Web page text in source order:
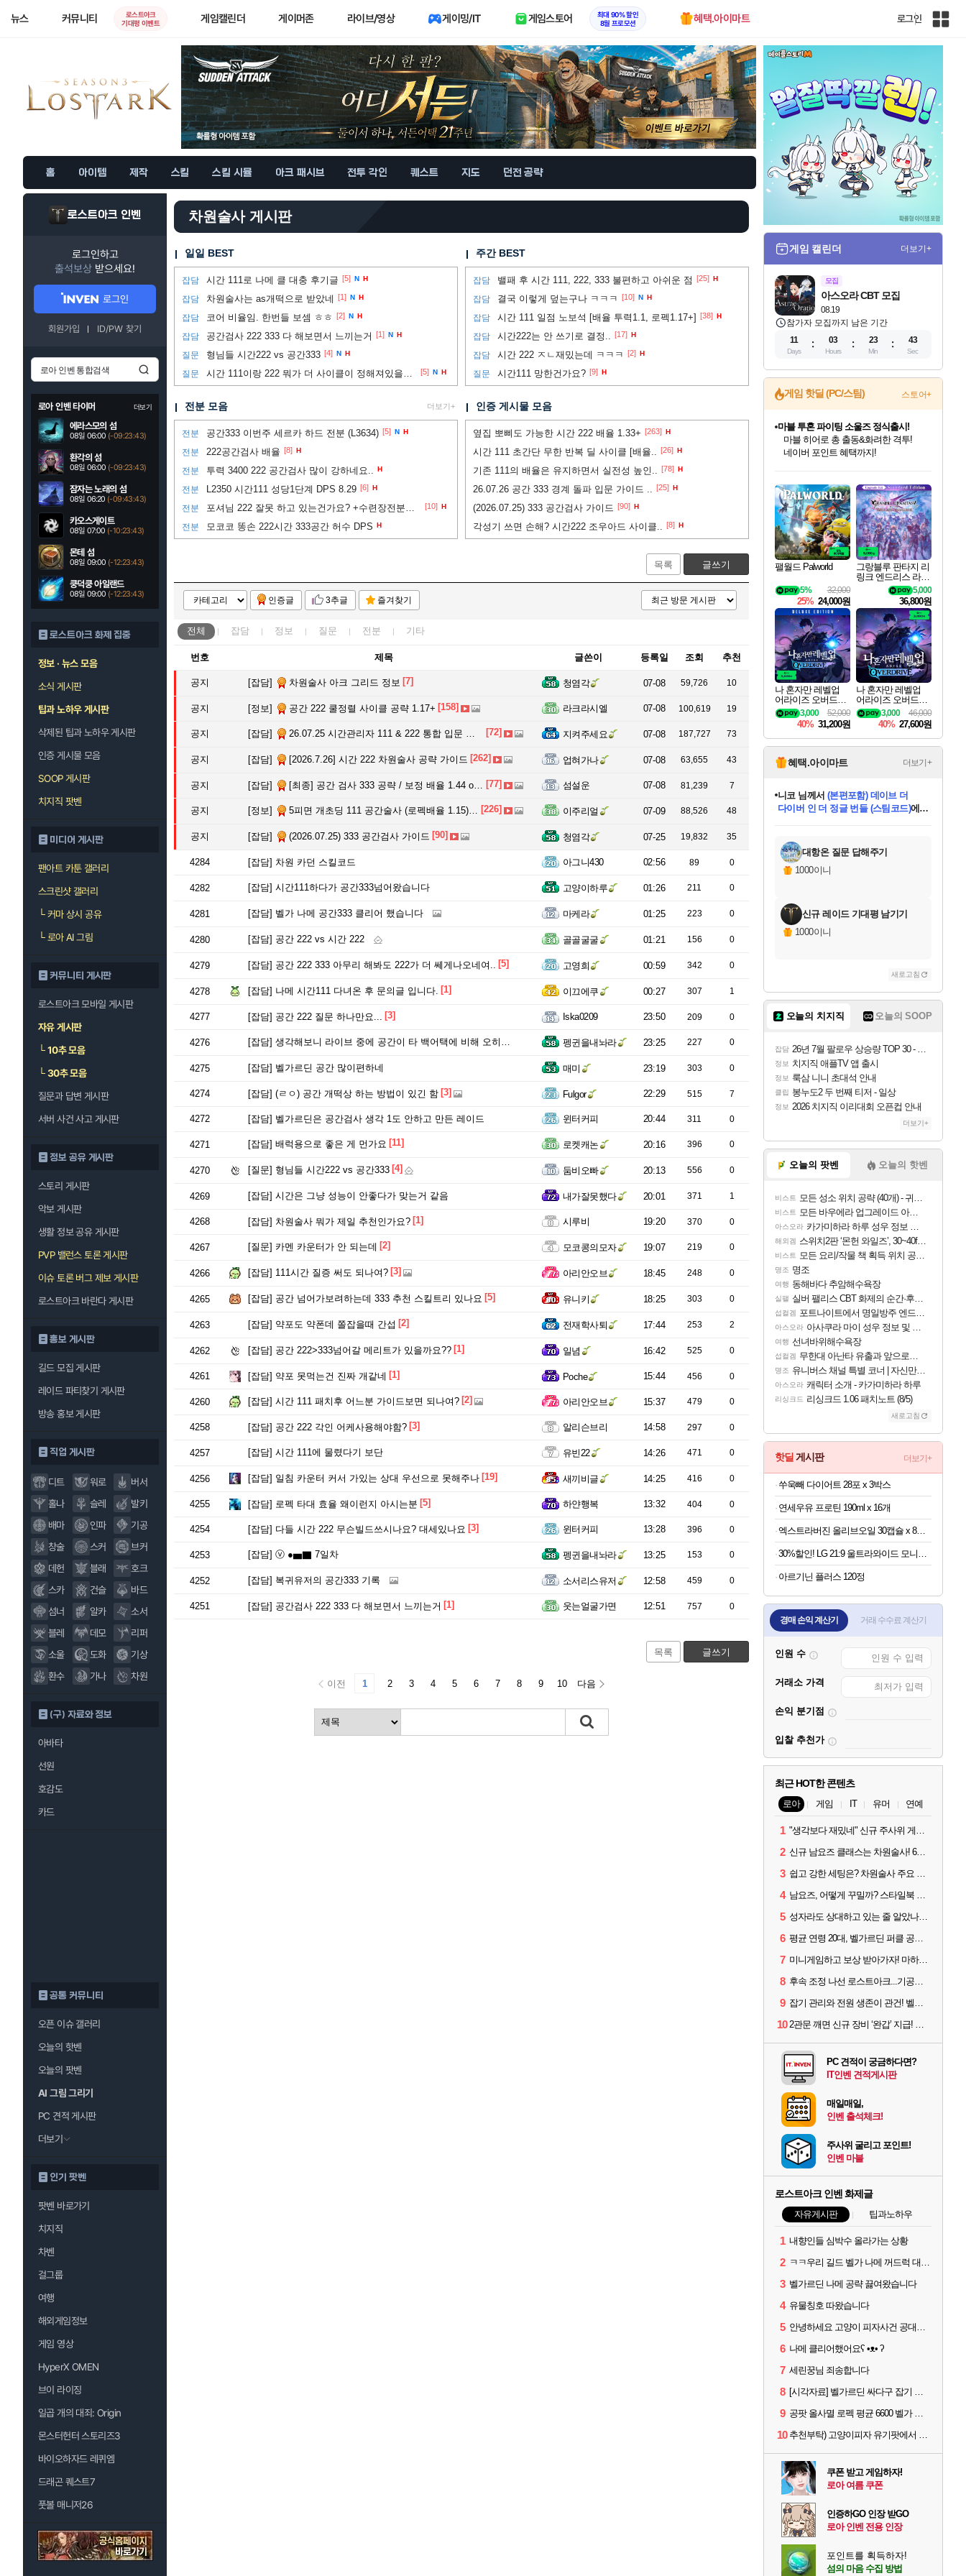
뉴스 커뮤니티
로스트아크
기대평 이벤트
게임캘린더 게이머존 라이브/영상 게이밍/IT 게임스토어
최대 90% 할인
8월 프로모션
혜택.아이마트 로그인
인
트
홈 아이템 제작 스킬 스킬 시뮬 아크 패시브 전투 각인 퀘스트 지도 던전 공략
로스트아크 인벤
로그인하고
출석보상 받으세요!
로그인
회원가입 ID/PW 찾기
로아 인벤 타이머 더보기
에라스모의 섬
08일 06:00 (-09:23:42)
환각의 섬
08일 06:00 (-09:23:42)
잠자는 노래의 섬
08일 06:20 (-09:43:42)
카오스게이트
08일 07:00 (-10:23:42)
몬테 섬
08일 09:00 (-12:23:42)
쿵덕쿵 아일랜드
08일 09:00 (-12:23:42)
로스트아크 화제 집중
정보 · 뉴스 모음
소식 게시판
팁과 노하우 게시판
삭제된 팁과 노하우 게시판
인증 게시물 모음
SOOP 게시판
치지직 팟벤
미디어 게시판
팬아트 카툰 갤러리
스크린샷 갤러리
└커마 상시 공유
└로아 AI 그림
커뮤니티 게시판
로스트아크 모바일 게시판
자유 게시판
└10추 모음
└30추 모음
질문과 답변 게시판
서버 사건 사고 게시판
정보 공유 게시판
스토리 게시판
악보 게시판
생활 정보 공유 게시판
PVP 밸런스 토론 게시판
이슈 토론 버그 제보 게시판
로스트아크 바란다 게시판
홍보 게시판
길드 모집 게시판
레이드 파티찾기 게시판
방송 홍보 게시판
직업 게시판
디트 워로
버서
홀나
슬레
발키
배마
인파
기공
창술
스커
브커
데헌
블래
호크
스카
건슬
바드
섬너
알카
소서
블레
데모
리퍼
소울
도화
기상
환수
가나 차원
(구) 자료와 정보
아바타
선원
호감도
카드
공통 커뮤니티
오픈 이슈 갤러리
오늘의 핫벤
오늘의 팟벤
AI 그림 그리기
PC 견적 게시판
더보기
인기 팟벤
팟벤 바로가기
치지직
차벤
걸그룹
여행
해외게임정보
게임 영상
HyperX OMEN
브이 라이징
일곱 개의 대죄: Origin
몬스터헌터 스토리즈3
바이오하자드 레퀴엠
드래곤 퀘스트7
풋볼 매니저26
차원술사 게시판
일일 BEST
잡담 시간 111로 나메 클 대충 후기글 [5] N H
잡담 차원술사는 as개떡으로 받았네 [1] N H
잡담 코어 비율임. 한번들 보셈 ㅎㅎ [2] N H
잡담 공간검사 222 333 다 해보면서 느끼는거 [1] N H
질문 형님들 시간222 vs 공간333 [4] N H
질문 시간 111이랑 222 뭐가 더 사이클이 정해져있을까요..ㅠ [5] N H
주간 BEST
잡담 밸패 후 시간 111, 222, 333 불편하고 아쉬운 점 [25] H
잡담 결국 이렇게 덮는구나 ㅋㅋㅋ [10] N H
잡담 시간 111 일점 노보석 [배율 투력1.1, 로펙1.17+] [38] H
잡담 시간222는 안 쓰기로 결정.. [17] H
잡담 시간 222 ㅈㄴ재밌는데 ㅋㅋㅋ [2] H
질문 시간111 망한건가요? [9] H
전분 모음 더보기+
전분 공간333 이번주 세르카 하드 전분 (L3634) [5] N H
전분 222공간검사 배율 [8] H
전분 투력 3400 222 공간검사 많이 강하네요.. H
전분 L2350 시간111 성당1단계 DPS 8.29 [6] H
전분 포셔님 222 잘못 하고 있는건가요? +수련장전분추가 [10] H
전분 모코코 똥손 222시간 333공간 허수 DPS H
인증 게시물 모음
옆집 뽀삐도 가능한 시간 222 배율 1.33+ [263] H
시간 111 초간단 무한 반복 딜 사이클 [배율.. [26] H
기존 111의 배율은 유지하면서 실전성 높인.. [78] H
26.07.26 공간 333 경계 돌파 입문 가이드 .. [25] H
(2026.07.25) 333 공간검사 가이드 [90] H
각성기 쓰면 손해? 시간222 조우아드 사이클.. [8] H
목록 글쓰기
인증글 3추글 즐겨찾기
전체 잡담 정보 질문 전분 기타
번호 제목 글쓴이 등록일 조회 추천
공지 [잡담] 차원술사 아크 그리드 정보 [7] 청염각 07-08 59,726 10
공지 [정보] 공간 222 쿨정렬 사이클 공략 1.17+ [158] 라크라시엘 07-08 100,619 19
공지 [잡담] 26.07.25 시간관리자 111 & 222 통합 입문 가이드 [전투력 배율 1.1 ~ 1.25] [72] 지켜주세요 07-08 187,727 73
공지 [잡담] [2026.7.26] 시간 222 차원술사 공략 가이드 [262] 업혀가나 07-08 63,655 43
공지 [잡담] [최종] 공간 검사 333 공략 / 보정 배율 1.44 or 1.23 [77] 섬설운 07-08 81,239 7
공지 [정보] 5피면 개초딩 111 공간술사 (로펙배율 1.15) 07-31 업데이트 [226] 이주리얼 07-09 88,526 48
공지 [잡담] (2026.07.25) 333 공간검사 가이드 [90] 청염각 07-25 19,832 35
4284 [잡담] 차원 카던 스킬코드 아그니430 02:56 89 0
4282 [잡담] 시간111하다가 공간333넘어왔습니다 고양이하루 01:26 211 0
4281 [잡담] 벨가 나메 공간333 클리어 했습니다 마케라 01:25 223 0
4280 [잡담] 공간 222 vs 시간 222 골골굴굴 01:21 156 0
4279 [잡담] 공간 222 333 아무리 해봐도 222가 더 쎄게나오네여.. [5] 고영희 00:59 342 0
4278 [잡담] 나메 시간111 다녀온 후 문의글 입니다. [1] 이끄에쿠 00:27 307 1
4277 [잡담] 공간 222 질문 하나만요... [3] Iska0209 23:50 209 0
4276 [잡담] 생각해보니 라이브 중에 공간이 타 백어택에 비해 오히려 더 쉬운 캐라던데 펭귄을내놔라 23:25 227 0
4275 [잡담] 벨가르딘 공간 많이편하네 매미 23:19 303 0
4274 [잡담] (ㄹㅇ) 공간 개떡상 하는 방법이 있긴 함 [3] Fulgor 22:29 515 7
4272 [잡담] 벨가르딘은 공간검사 생각 1도 안하고 만든 레이드 윈터커피 20:44 311 0
4271 [잡담] 배럭용으로 좋은 게 먼가요 [11] 로켓캐논 20:16 396 0
4270 [질문] 형님들 시간222 vs 공간333 [4] 둠비오빠 20:13 556 0
4269 [잡담] 시간은 그냥 성능이 안좋다가 맞는거 같음 내가잘못했다 20:01 371 1
4268 [잡담] 차원술사 뭐가 제일 추천인가요? [1] 시루비 19:20 370 0
4267 [질문] 카멘 카운터가 안 되는데 [2] 모코콩의모자 19:07 219 0
4266 [잡담] 111시간 질증 써도 되나여? [3] 아리안오브 18:45 248 0
4265 [잡담] 공간 넘어가보려하는데 333 추천 스킬트리 있나요 [5] 유니키 18:25 303 0
4263 [잡담] 약포도 약폰데 쫄잡을때 간섭 [2] 전재학사퇴 17:44 253 2
4262 [잡담] 공간 222>333넘어갈 메리트가 있을까요?? [1] 일념 16:42 525 0
4261 [잡담] 약포 못먹는건 진짜 개같네 [1] Poche 15:44 456 0
4260 [잡담] 시간 111 패치후 어느분 가이드보면 되나여? [2] 아리안오브 15:37 479 0
4258 [잡담] 공간 222 각인 어케사용해야함? [3] 알리슨브리 14:58 297 0
4257 [잡담] 시간 111에 물렸다기 보단 유빈22 14:26 471 0
4256 [잡담] 일침 카운터 커서 가있는 상대 우선으로 못해주나 [19] 새끼비글 14:25 416 0
4255 [잡담] 로펙 타대 효율 왜이런지 아시는분 [5] 하얀행복 13:32 404 0
4254 [잡담] 다들 시간 222 무슨빌드쓰시나요? 대세있나요 [3] 윈터커피 13:28 396 0
4253 [잡담] ⓥ ●▅▇ 7일차 펭귄을내놔라 13:25 153 0
4252 [잡담] 복귀유저의 공간333 기록 소서리스유저 12:58 459 0
4251 [잡담] 공간검사 222 333 다 해보면서 느끼는거 [1] 웃는얼굴가면 12:51 757 0
목록 글쓰기
이전 1 2 3 4 5 6 7 8 9 10 다음
게임 캘린더 더보기+
모집
08.19
아스오라 CBT 모집
참가자 모집까지 남은 기간
11
Days
03
Hours
23
Min
42
Sec
게임 핫딜 (PC/스팀) 스토어+
최대 90% 할인가를 만나보세요!
네이버혜택과 함께 만나보세요!
50%할인&추가 적립까지!
마블 투혼 파이팅 소울즈 정식출시!
마블 히어로 총 출동&화려한 격투!
네이버 포인트 혜택까지!
귀무자: 검의 길 예약 판매 중!
10% 할인과
이니&베니 혜택까지!
네이버 혜택가와 함께 예약하세요!
할인&네이버혜택으로 만나보세요!
네이버페이 혜택과 만나보세요!
40주년 프로모션으로 만나보세요!
할인가에 만나보세요!
일부 에디션 상시 할인!
혜택으로 예약 판매 중
편안하게 충전하세요
팰월드 Palworld
32,000
5%
25% 24,000원
그랑블루 판타지 리
링크 엔드리스 라그
나로크 업그레이드
킷 Granblue Fantasy
Relink Endless Ragn
arok Upgrade Kit DL
C
5,000
36,800원
나 혼자만 레벨업
어라이즈 오버드라
이브 디럭스 에디션
Solo Leveling Arise
Overdrive Deluxe Edi
tion
52,000
3,000
40% 31,200원
나 혼자만 레벨업
어라이즈 오버드라
이브 Solo Leveling A
rise
46,000
3,000
40% 27,600원
혜택.아이마트 더보기+
교환.
당첨되셨습니다.
니코님께서 (본편포함) 데이브 더
다이버 인 더 정글 번들 (스팀코드)에
당첨되셨습니다.
당첨되셨습니다.
당첨되셨습니다.
당첨되셨습니다.
당첨되셨습니다.
에디션 (스팀코드)를 교환.
당첨되셨습니다.
대항온 질문 답해주기
1000이니
신규 레이드 기대평 남기기
1000이니
새로고침
오늘의 치지직 오늘의 SOOP
잡담 26년 7월 팔로우 상승량 TOP 30 - 월간 치지직
정보 치지직 애플TV 앱 출시
정보 룩삼 니니 초대석 안내
클립 봉누도2 두 번째 티저 - 일상
정보 2026 치지직 이리대회 오픈컵 안내
더보기+
오늘의 팟벤 오늘의 핫벤
비스트 모든 성소 위치 공략 (40개) - 귀환한 영혼 도전과제
비스트 모든 바우에라 업그레이드 아이템 획득 위치 공략 (89개)
아스오라 카가미하라 하루 성우 정보 및 주요 필모
해외겜 스위치2판 ‘몬헌 와일즈’, 30~40fps 목표 추정
비스트 모든 요리/작물 책 획득 위치 공략 (36개) - 미식가 도전과제
명조 명조
여행 동해바다 추암해수욕장
실팰 실버 팰리스 CBT 화제의 순간·후기 모음
섭컬겜 포트나이트에서 명일방주 엔드필드 [펠리카] 판매 예정
아스오라 아사쿠라 마이 성우 정보 및 주요 필모
여행 선녀바위해수욕장
섭컬겜 무한대 아난타 유출과 앞으로의 예상 (루머)
명조 유니버스 채널 특별 코너 | 자신만의 스타일
아스오라 캐릭터 소개 - 카가미하라 하루
리싱크드 리싱크드 1.06 패치노트 (8/5)
새로고침
핫딜 게시판 더보기+
쑤욱빼 다이어트 28포 x 3박스
연세우유 프로틴 190ml x 16개
엑스트라버진 올리브오일 30캡슐 x 8박스
아르기닌 플러스 120정
경매 손익 계산기 거래 수수료 계산기
인원 수
거래소 가격
손익 분기점
입찰 추천가
최근 HOT한 콘텐츠
로아 게임 IT 유머 연예
1 "생각보다 재밌네" 신규 주사위 게임 티카투카 호평
2 신규 남요즈 클래스는 차원술사! 6월 20일 로아온 썸머 정리
3 쉽고 강한 세팅은? 차원술사 주요 빌드와 스킬 코드
4 남요즈, 어떻게 꾸밀까? 스타일북 인기 차원술사 커스터마이즈
5 성자라도 상대하고 있는 줄 알았나? 벨가르딘 이모저모
6 평균 연령 20대, 벨가르딘 퍼클 공대 '영로티'를 만나다
7 미니게임하고 보상 받아가자! 마하라카 썸머 캠프 할 일은?
8 후속 조정 나선 로스트아크...기공사, 차원술사 하향
9 잡기 관리와 전원 생존이 관건! 벨가르딘 유물 칭호 획득방법 정리
10 2관문 깨면 신규 장비 ‘완갑’ 지급! 그림자 레이드 벨가르딘 공개
PC 견적이 궁금하다면?
IT인벤 견적게시판
매일매일,
인벤 출석체크!
주사위 굴리고 포인트!
인벤 마블
로스트아크 인벤 화제글
자유게시판 팁과노하우
1 내향인들 심박수 올라가는 상황
2 ㅋㅋ우리 길드 벨가 나메 꺼드럭 대다가 싸움났다
3 벨가르딘 나메 공략 끓여왔습니다
4 유물칭호 따왔습니다
5 안녕하세요 고양이 피자사건 공대원입니다.
6 나메 클리어했어요ʕ •ᴥ• ʔ
7 세린꿍님 죄송합니다
8 [시각자료] 벨가르딘 싸다구 잡기 범위 일부
9 공팟 올사멸 로펙 평균 6600 벨가 나메 클리어
10 추천부탁) 고양이피자 유기팟에서 4막 구조요청을 드립니다!!!!
쿠폰 받고 게임하자!
로아 여름 쿠폰
인증하GO 인장 받GO
로아 인벤 전용 인장
포인트를 획득하자!
섬의 마음 수집 방법